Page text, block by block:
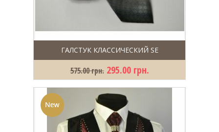
ГАЛСТУК КЛАССИЧЕСКИЙ SE
575.00 грн. 295.00 грн.